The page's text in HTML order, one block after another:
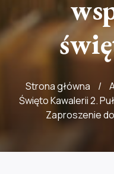
Strona główna /
Święto Kawalerii 2.
Zaproszenie